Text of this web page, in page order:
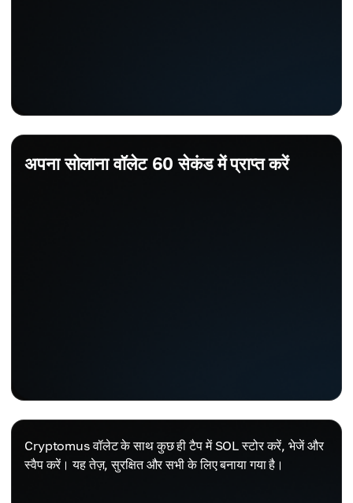
अपना सोलाना वॉलेट 60 सेकंड में प्राप्त करें
Cryptomus वॉलेट के साथ कुछ ही टैप में SOL स्टोर करें, भेजें और
स्वैप करें। यह तेज़, सुरक्षित और सभी के लिए बनाया गया है।